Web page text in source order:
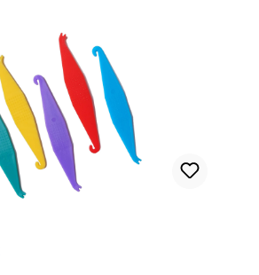
Bewertung von 0 von 5 Sternen